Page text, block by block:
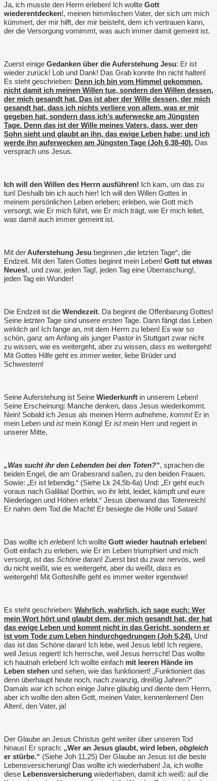
Ja, ich musste den Herrn erleben! Ich wollte Gott
wiederentdecken!, meinen himmlischen Vater, der sich um mich
kümmert, der mir hilft, der mir beisteht, dem ich vertrauen kann,
der die Versorgung vornimmt, was auch immer damit gemeint ist.
Zuerst einige Gedanken über die Auferstehung Jesu: Er ist
wieder zurück! Lob und Dank! Das Grab konnte Ihn nicht halten!
Es steht geschrieben: Denn ich bin vom Himmel gekommen,
nicht damit ich meinen Willen tue, sondern den Willen dessen,
der mich gesandt hat. Das ist aber der Wille dessen, der mich
gesandt hat, dass ich nichts verliere von allem, was er mir
gegeben hat, sondern dass ich’s auferwecke am Jüngsten
Tage. Denn das ist der Wille meines Vaters, dass, wer den
Sohn sieht und glaubt an ihn, das ewige Leben habe; und ich
werde ihn auferwecken am Jüngsten Tage (Joh 6,38-40). Das
versprach uns Jesus.
Ich will den Willen des Herrn ausführen! Ich kam, um das zu
tun! Deshalb bin ich auch hier! Ich will den Willen Gottes in
meinem persönlichen Leben erleben; erleben, wie Gott mich
versorgt, wie Er mich führt, wie Er mich trägt, wie Er mich leitet,
was damit auch immer gemeint ist.
Mit der Auferstehung Jesu beginnen „die letzten Tage“, die
Endzeit. Mit den Taten Gottes beginnt mein Leben! Gott tut etwas
Neues!, und zwar, jeden Tag!, jeden Tag eine Überraschung!,
jeden Tag ein Wunder!
Die Endzeit ist die Wendezeit. Da beginnt die Offenbarung Gottes!
Seine letzten Tage sind unsere ersten Tage. Dann fängt das Leben
wirklich an! Ich fange an, mit dem Herrn zu leben! Es war so
schön, ganz am Anfang als junger Pastor in Stuttgart zwar nicht
zu wissen, wie es weitergeht, aber zu wissen, dass es weitergeht!
Mit Gottes Hilfe geht es immerweiter, liebe Brüder und
Schwestern!
Seine Auferstehung ist Seine Wiederkunft in unserem Leben!
Seine Erscheinung: Manche denken, dass Jesus wiederkommt.
Nein! Sobald ich Jesus als meinen Herrn aufnehme, kommtEr in
mein Leben und istmein König! Er ist mein Herr und regiert in
unserer Mitte.
„Was sucht ihr den Lebenden bei den Toten?“, sprachen die
beiden Engel, die am Grabesrand saßen, zu den beiden Frauen.
Sowie: „Er ist lebendig.“ (Siehe Lk 24,5b-6a) Und: „Er geht euch
voraus nach Galiläa! Dorthin, wo ihr lebt, leidet, kämpft und eure
Niederlagen und Höhen erlebt.“ Jesus überwand das Totenreich!
Er nahm dem Tod die Macht! Er besiegte die Hölle und Satan!
Das wollte ich erleben! Ich wollte Gott wieder hautnah erleben!
Gott einfach zu erleben, wie Er im Leben triumphiert und mich
versorgt, ist das Schöne daran! Zuerst bist du zwar nervös, weil
du nicht weißt, wie es weitergeht, aber du weißt, dass es
weitergeht! Mit Gotteshilfe geht es immer weiter irgendwie!
Es steht geschrieben: ­ Wahrlich, wahrlich, ich sage euch: Wer
mein Wort hört und glaubt dem, der mich gesandt hat, der hat
das ewige Leben und kommt nicht in das Gericht, sondern er
ist vom Tode zum Leben hindurchgedrungen (Joh 5,24). Und
das ist das Schöne daran! Ich lebe, weil Jesus lebt! Ich regiere,
weil Jesus regiert! Ich herrsche, weil Jesus herrscht! Das wollte
ich hautnah erleben! Ich wollte einfach mit leeren Hände im
Leben stehen und sehen, wie das funktioniert! „Funktioniert das
denn überhaupt heute noch, nach zwanzig, dreißig Jahren?“
Damals war ich schon einige Jahre gläubig und diente dem Herrn,
aber ich wollte den alten Gott, meinen Vater, kennenlernen! Den
Alten!, den Vater, ja!
Der Glaube an Jesus Christus geht weiter über unseren Tod
hinaus! Er sprach: „Wer an Jesus glaubt, wird leben, obgleich
er stürbe.“ (Siehe Joh 11,25) Der Glaube an Jesus ist die beste
Lebensversicherung! Das wollte ich wiederhaben! Ja, ich wollte
diese Lebensversicherung wiederhaben, damit ich weiß: auf die